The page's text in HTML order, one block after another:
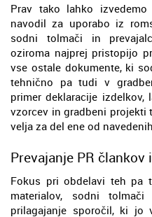
Prav tako lahko
navodil za uporabo iz
sodni tolmači in
oziroma najprej pristopijo
vse ostale dokumente, ki
tehnično pa tudi v
primer deklaracije izdelkov,
vzorcev in gradbeni projekti
velja za del ene od
Prevajanje PR
Fokus pri obdelavi teh pa
materialov, sodni
prilagajanje sporočil, ki